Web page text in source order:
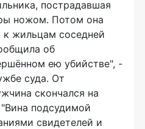
пострадавшая
ножом. Потом она
к жильцам соседней
об
ею убийстве", -
суда. От
скончался на
подсудимой
свидетелей и